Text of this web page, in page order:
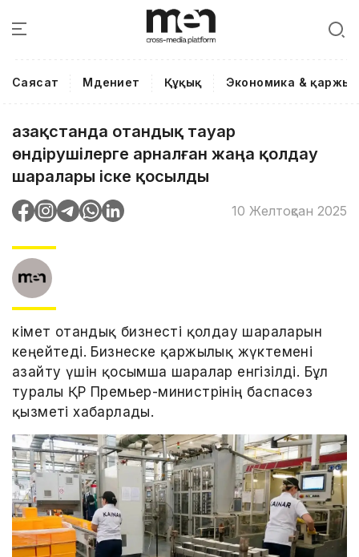
Саясат Мәдениет Құқық Экономика & қаржы
Қазақстанда отандық тауар
өндірушілерге арналған жаңа қолдау
шаралары іске қосылды
10 Желтоқсан 2025
Үкімет отандық бизнесті қолдау шараларын
кеңейтеді. Бизнеске қаржылық жүктемені
азайту үшін қосымша шаралар енгізілді. Бұл
туралы ҚР Премьер-министрінің баспасөз
қызметі хабарлады.